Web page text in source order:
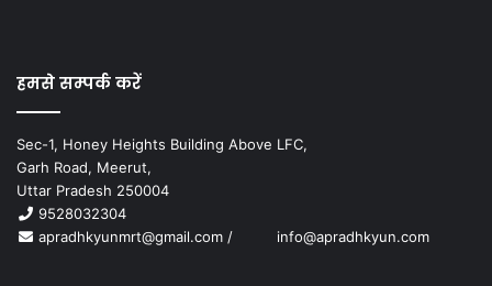
हमसे सम्पर्क करें
Sec-1, Honey Heights Building Above LFC,
Garh Road, Meerut,
Uttar Pradesh 250004
9528032304
apradhkyunmrt@gmail.com / info@apradhkyun.com